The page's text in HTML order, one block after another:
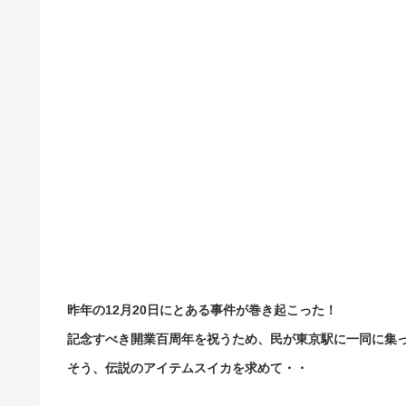
昨年の12月20日にとある事件が巻き起こった！
記念すべき開業百周年を祝うため、民が東京駅に一同に集
そう、伝説のアイテムスイカを求めて・・